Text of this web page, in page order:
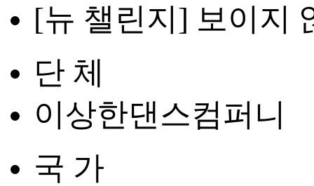
[뉴 챌린지] 보이지
단 체
이상한댄스컴퍼니
국 가